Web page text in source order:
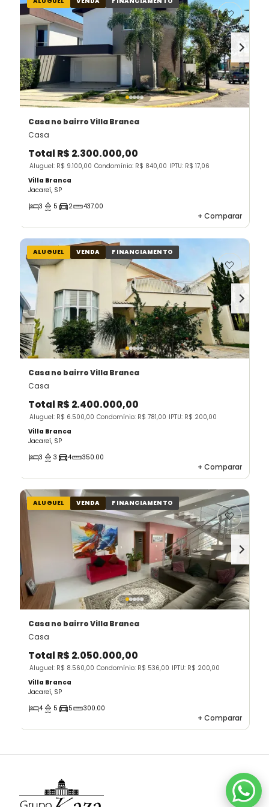
Casano bairro Villa Branca
Casa
Total R$ 2.300.000,00
Aluguel: R$ 9.100,00 Condomínio: R$ 840,00 IPTU: R$ 17,06
Villa Branca
Jacareí, SP
3
5 2 437.00
+ Comparar
ALUGUEL VENDA FINANCIAMENTO
Casano bairro Villa Branca
Casa
Total R$ 2.400.000,00
Aluguel: R$ 6.500,00 Condomínio: R$ 781,00 IPTU: R$ 200,00
Villa Branca
Jacareí, SP
3
3 4 350.00
+ Comparar
ALUGUEL VENDA FINANCIAMENTO
Casano bairro Villa Branca
Casa
Total R$ 2.050.000,00
Aluguel: R$ 8.560,00 Condomínio: R$ 536,00 IPTU: R$ 200,00
Villa Branca
Jacareí, SP
4
5 5 300.00
+ Comparar